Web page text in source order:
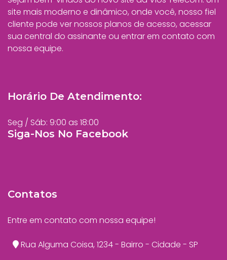
site mais moderno e dinâmico, onde você, nosso fiel
cliente pode ver nossos planos de acesso, acessar
sua central do assinante ou entrar em contato com
nossa equipe.
Horário De Atendimento:
Seg / Sáb: 9:00 as 18:00
Siga-Nos No Facebook
Contatos
Entre em contato com nossa equipe!
Rua Alguma Coisa, 1234 - Bairro - Cidade - SP